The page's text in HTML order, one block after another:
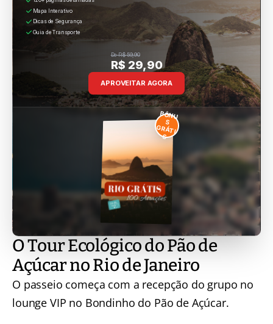
Mapa Interativo
Dicas de Segurança
Guia de Transporte
De R$ 59,90
R$ 29,90
APROVEITAR AGORA
BÔNU
S
GRÁTI
S
O Tour Ecológico do Pão de
Açúcar no Rio de Janeiro
O passeio começa com a recepção do grupo no
lounge VIP no Bondinho do Pão de Açúcar.